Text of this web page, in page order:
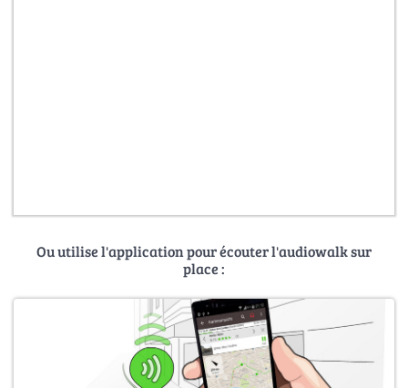
Ou utilise l'application pour écouter l'audiowalk sur
place :